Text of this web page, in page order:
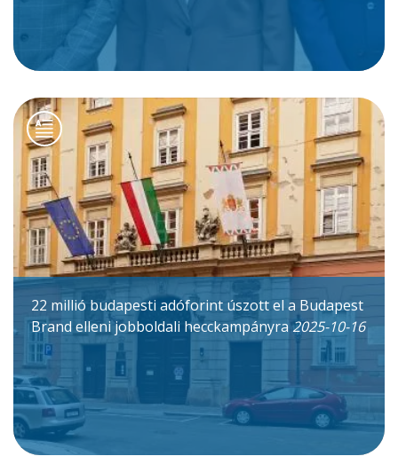
22 millió budapesti adóforint úszott el a Budapest
Brand elleni jobboldali hecckampányra2025-10-16